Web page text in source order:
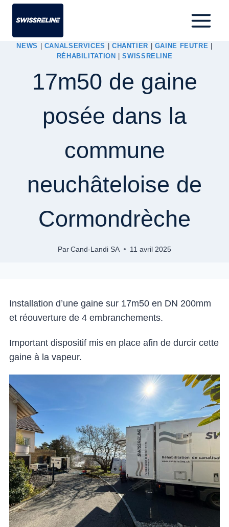
NEWS CANALSERVICES CHANTIER GAINE FEUTRE
RÉHABILITATION
|SWISSRELINE
17m50 de gaine
posée dans la
commune
neuchâteloise de
Cormondrèche
ParCand-Landi SA 11 avril 2025
Installation d’une gaine sur 17m50 en DN 200mm
et réouverture de 4 embranchements.
Important dispositif mis en place afin de durcir cette
gaine à la vapeur.